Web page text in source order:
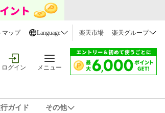
マップ Language 楽天市場 楽天グループ
ログイン メニュー
ガイド その他